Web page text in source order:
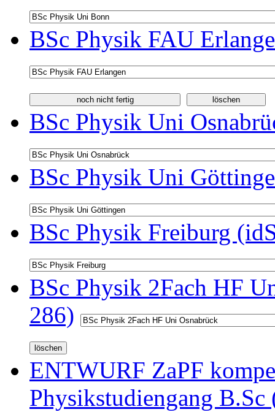
BSc Physik FAU
BSc Physik Uni
BSc Physik Uni
BSc Physik Freiburg
BSc Physik 2Fach HF
286)
ENTWURF ZaPF
Physikstudiengang